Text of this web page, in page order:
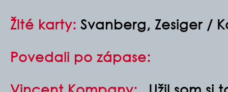
Žlté karty: Svanberg, Zesiger /
Povedali po zápase: